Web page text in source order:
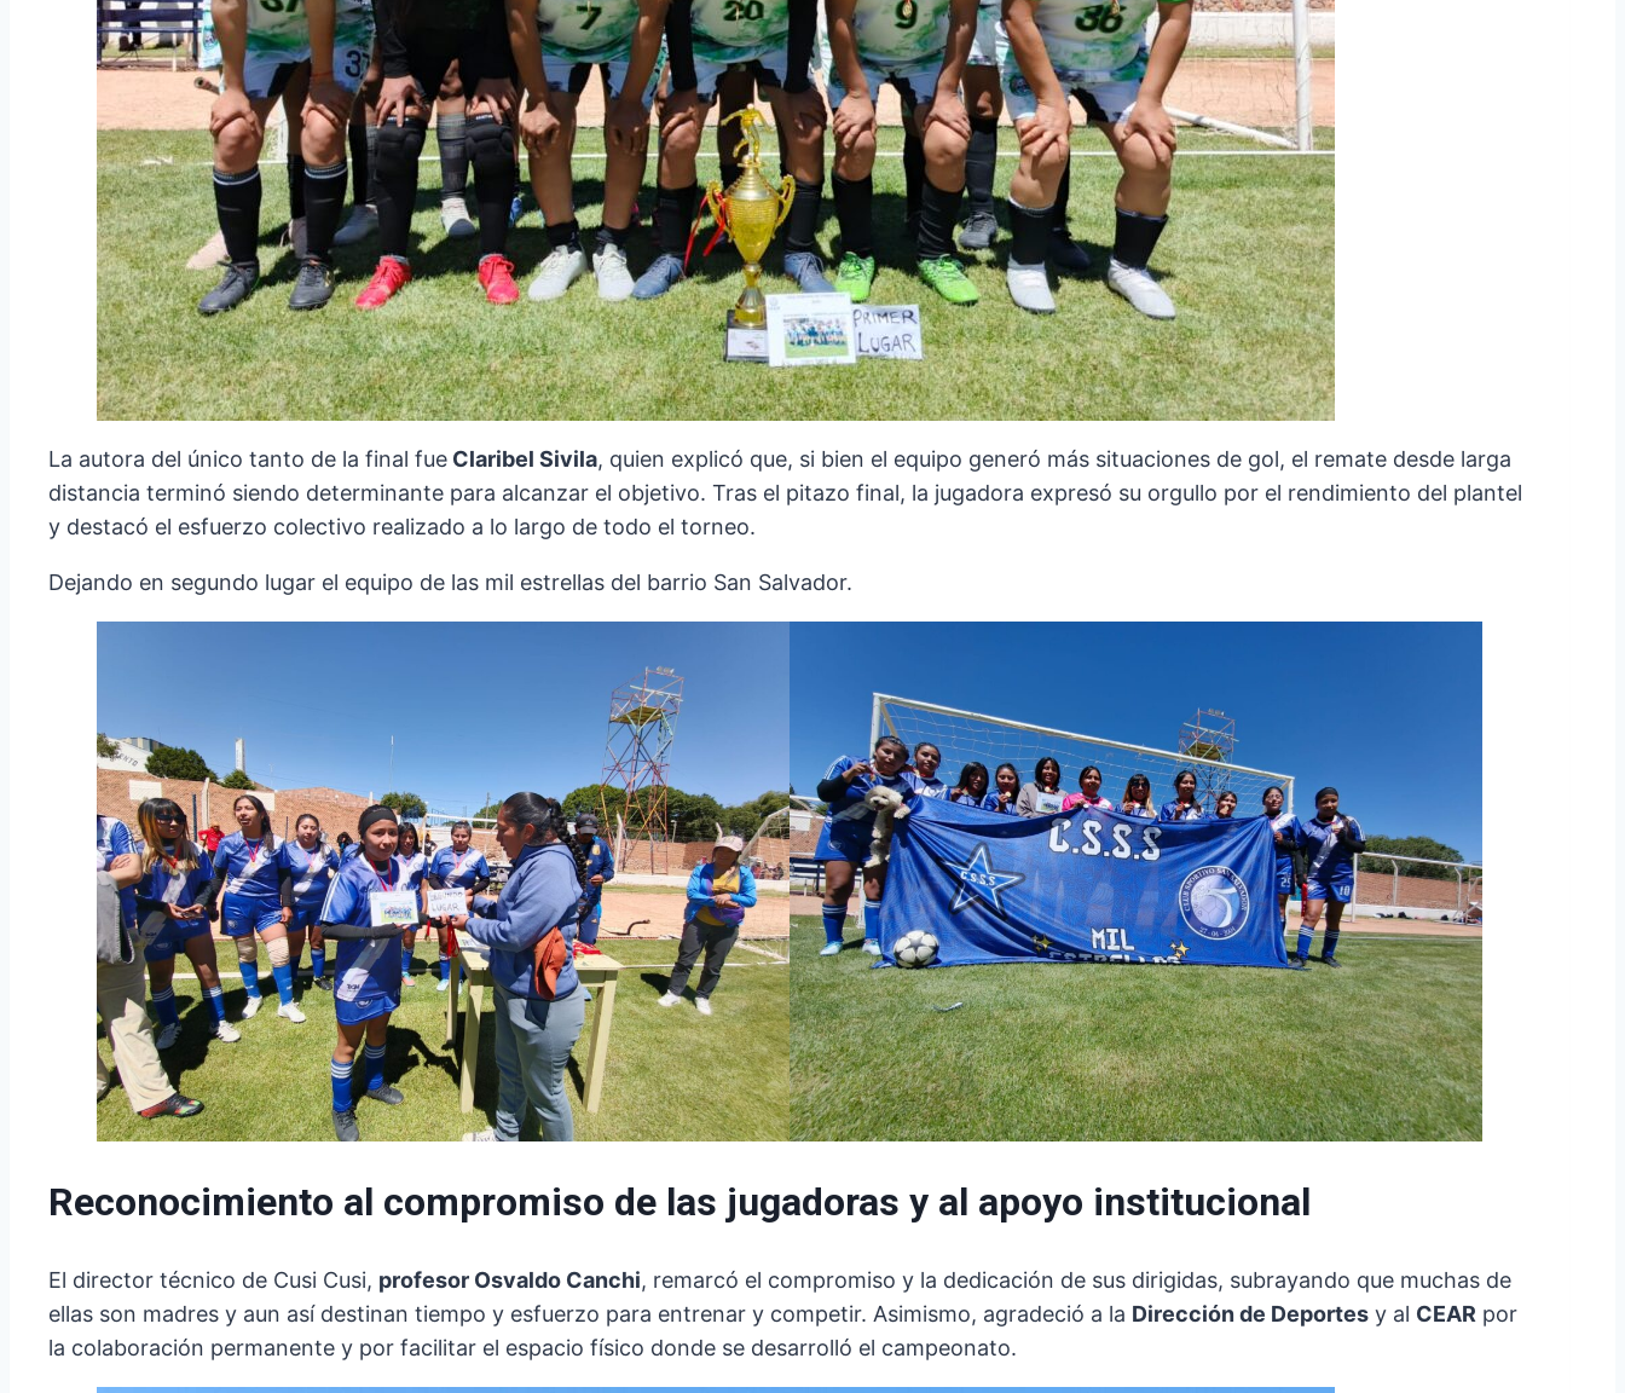
La autora del único tanto de la final fue Claribel Sivila, quien explicó que, si bien el equipo generó más situaciones de gol, el remate desde larga
distancia terminó siendo determinante para alcanzar el objetivo. Tras el pitazo final, la jugadora expresó su orgullo por el rendimiento del plantel
y destacó el esfuerzo colectivo realizado a lo largo de todo el torneo.
Dejando en segundo lugar el equipo de las mil estrellas del barrio San Salvador.
Reconocimiento al compromiso de las jugadoras y al apoyo institucional
El director técnico de Cusi Cusi, profesor Osvaldo Canchi, remarcó el compromiso y la dedicación de sus dirigidas, subrayando que muchas de
ellas son madres y aun así destinan tiempo y esfuerzo para entrenar y competir. Asimismo, agradeció a la Dirección de Deportes y al CEAR por
la colaboración permanente y por facilitar el espacio físico donde se desarrolló el campeonato.